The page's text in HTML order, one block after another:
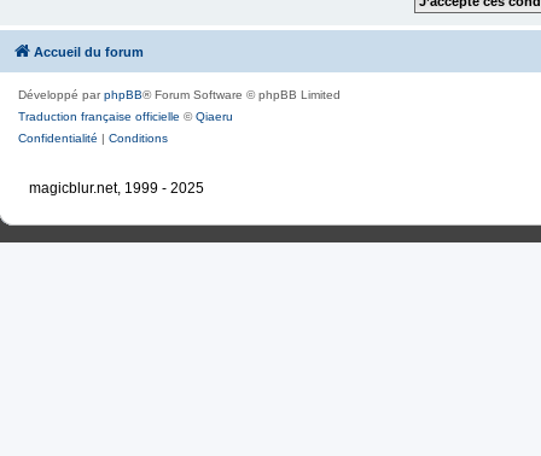
Accueil du forum
Développé parphpBB® Forum Software © phpBB Limited
Traduction française officielle ©Qiaeru
Confidentialité | Conditions
magicblur.net, 1999 - 2025